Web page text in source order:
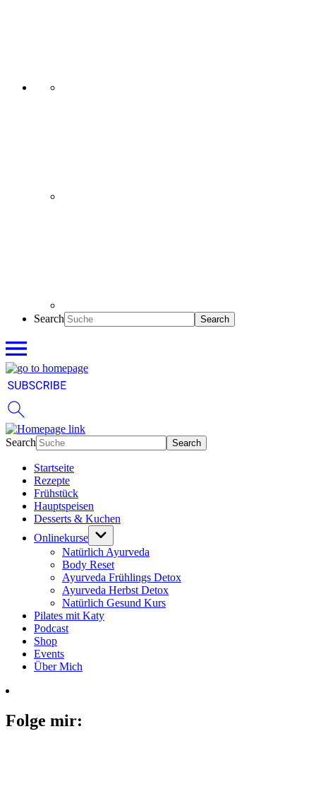
Search
Search
Startseite
Rezepte
Frühstück
Hauptspeisen
Desserts & Kuchen
Onlinekurse
Natürlich Ayurveda
Body Reset
Ayurveda Frühlings Detox
Ayurveda Herbst Detox
Natürlich Gesund Kurs
Pilates mit Katy
Podcast
Shop
Events
Über Mich
Folge mir: